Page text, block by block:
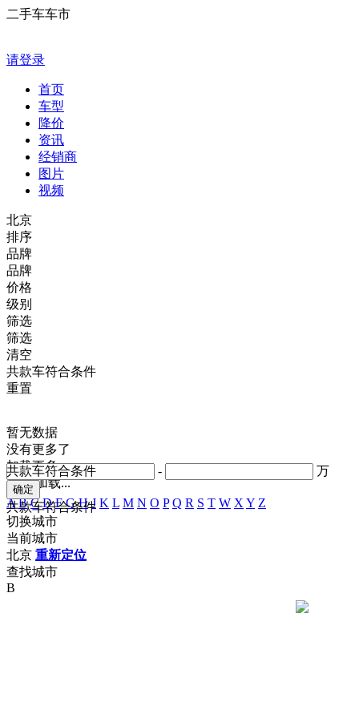
二手车车市
请登录
首页
车型
降价
资讯
经销商
图片
视频
北京
排序
品牌
品牌
价格
- 万
共款车符合条件
级别
共款车符合条件
筛选
筛选
清空
共款车符合条件
重置
暂无数据
没有更多了
加载更多
正在加载...
A B C D F G H J K L M N O P Q R S T W X Y Z
切换城市
当前城市
北京 重新定位
查找城市
B